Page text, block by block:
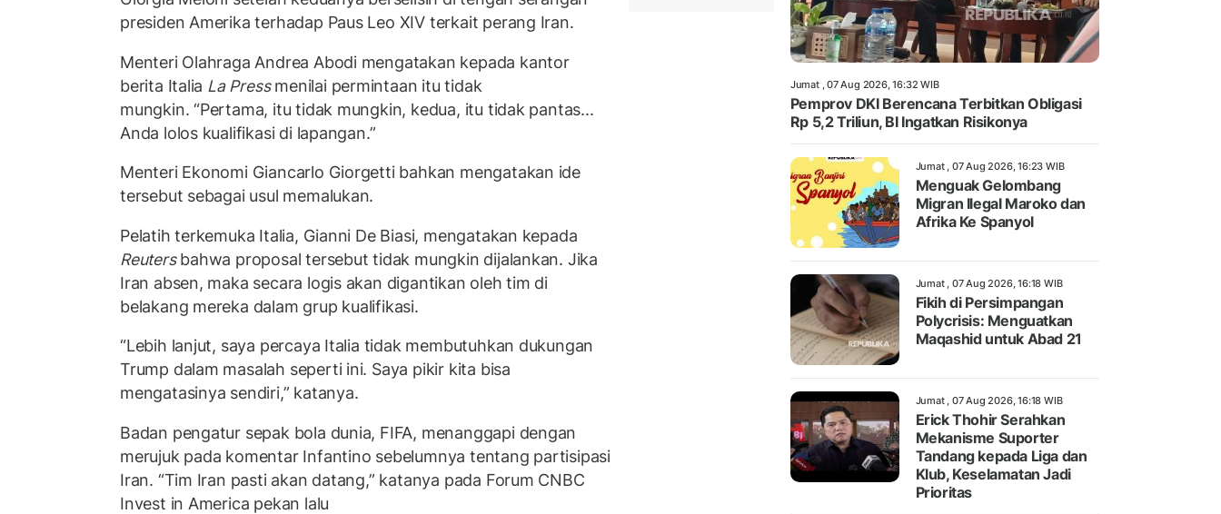
presiden Amerika terhadap Paus Leo XIV terkait perang Iran.
Menteri Olahraga Andrea Abodi mengatakan kepada kantor
berita Italia La Pressmenilai permintaan itu tidak
mungkin. “Pertama, itu tidak mungkin, kedua, itu tidak pantas...
Anda lolos kualifikasi di lapangan.”
Menteri Ekonomi Giancarlo Giorgetti bahkan mengatakan ide
tersebut sebagai usul memalukan.
Pelatih terkemuka Italia, Gianni De Biasi, mengatakan kepada
Reutersbahwa proposal tersebut tidak mungkin dijalankan. Jika
Iran absen, maka secara logis akan digantikan oleh tim di
belakang mereka dalam grup kualifikasi.
“Lebih lanjut, saya percaya Italia tidak membutuhkan dukungan
Trump dalam masalah seperti ini. Saya pikir kita bisa
mengatasinya sendiri,” katanya.
Badan pengatur sepak bola dunia, FIFA, menanggapi dengan
merujuk pada komentar Infantino sebelumnya tentang partisipasi
Iran. “Tim Iran pasti akan datang,” katanya pada Forum CNBC
Invest in America pekan lalu
Jumat , 07 Aug 2026, 16:32 WIB
Pemprov DKI Berencana Terbitkan Obligasi
Rp 5,2 Triliun, BI Ingatkan Risikonya
Jumat , 07 Aug 2026, 16:23 WIB
Menguak Gelombang
Migran Ilegal Maroko dan
Afrika Ke Spanyol
Jumat , 07 Aug 2026, 16:18 WIB
Fikih di Persimpangan
Polycrisis: Menguatkan
Maqashid untuk Abad 21
Jumat , 07 Aug 2026, 16:18 WIB
Erick Thohir Serahkan
Mekanisme Suporter
Tandang kepada Liga dan
Klub, Keselamatan Jadi
Prioritas